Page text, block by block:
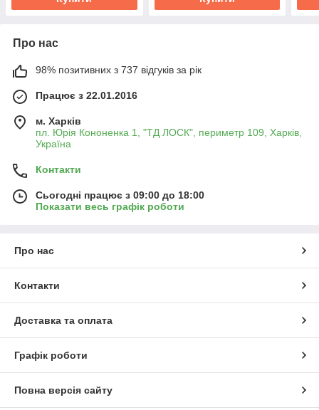
Про нас
98% позитивних з 737 відгуків за рік
Працює з 22.01.2016
м. Харків
пл. Юрія Кононенка 1, "ТД ЛОСК", периметр 109, Харків,
Україна
Контакти
Сьогодні працює з 09:00 до 18:00
Показати весь графік роботи
Про нас
Контакти
Доставка та оплата
Графік роботи
Повна версія сайту